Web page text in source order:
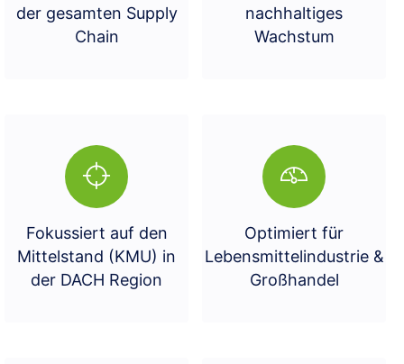
der gesamten Supply
Chain
nachhaltiges
Wachstum
Fokussiert auf den
Mittelstand (KMU) in
der DACH Region
Optimiert für
Lebensmittelindustrie &
Großhandel